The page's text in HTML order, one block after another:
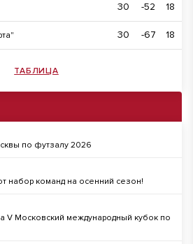
30 -52 18
30 -67 18
ТАБЛИЦА
по футзалу 2026
набор команд на осенний сезон!
V Московский международный кубок по